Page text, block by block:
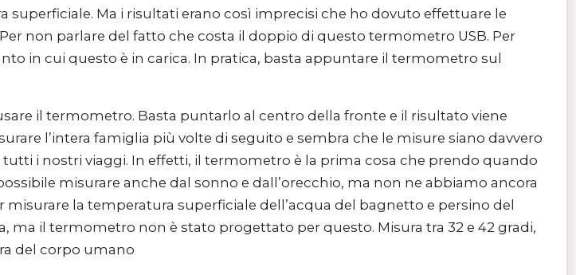
Ma i risultati erano così imprecisi che ho dovuto effettuare le
non parlare del fatto che costa il doppio di questo termometro USB. Per
in cui questo è in carica. In pratica, basta appuntare il termometro sul
il termometro. Basta puntarlo al centro della fronte e il risultato viene
l’intera famiglia più volte di seguito e sembra che le misure siano davvero
i nostri viaggi. In effetti, il termometro è la prima cosa che prendo quando
misurare anche dal sonno e dall’orecchio, ma non ne abbiamo ancora
la temperatura superficiale dell’acqua del bagnetto e persino del
ma il termometro non è stato progettato per questo. Misura tra 32 e 42 gradi,
del corpo umano